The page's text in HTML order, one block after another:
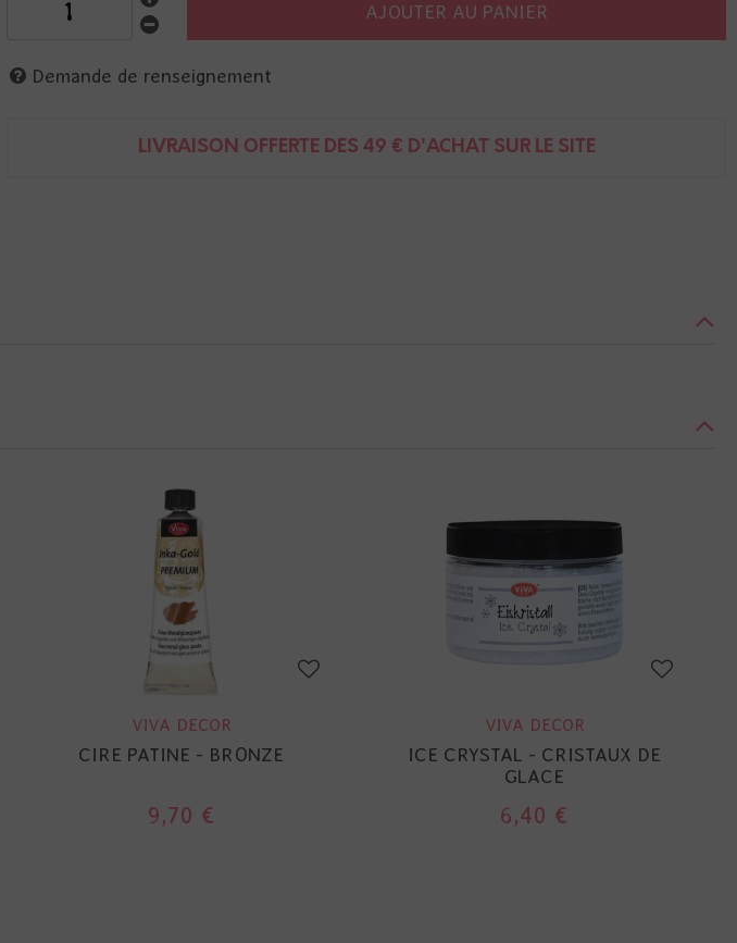
AJOUTER AU PANIER
Demande de renseignement
LIVRAISON OFFERTE DÈS 49 € D'ACHAT SUR LE SITE
VIVA DECOR
CIRE PATINE - BRONZE
9,70 €
VIVA DECOR
ICE CRYSTAL - CRISTAUX DE
GLACE
6,40 €